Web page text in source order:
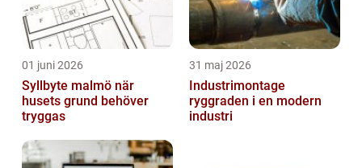
01 juni 2026
Syllbyte malmö när
husets grund behöver
tryggas
31 maj 2026
Industrimontage
ryggraden i en modern
industri